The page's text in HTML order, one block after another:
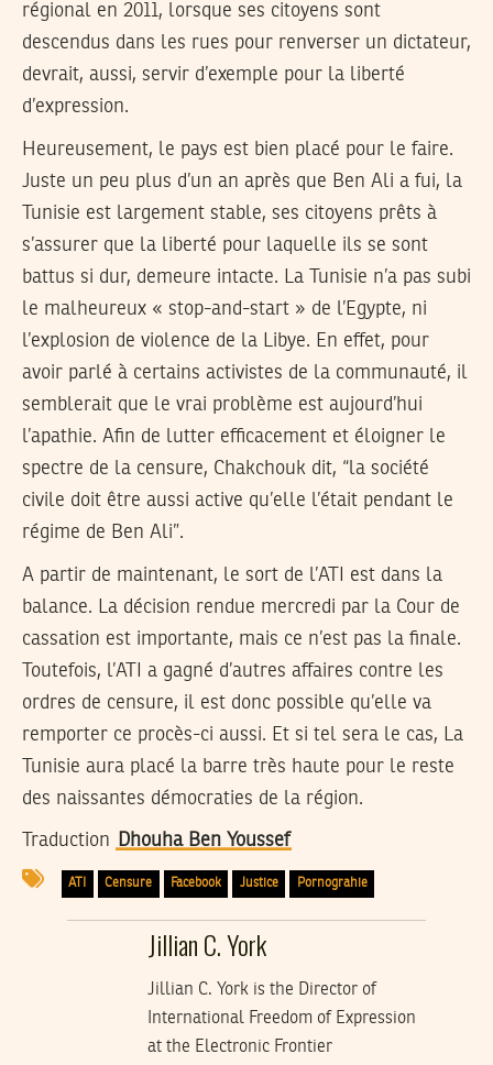
régional en 2011, lorsque ses citoyens sont
descendus dans les rues pour renverser un dictateur,
devrait, aussi, servir d’exemple pour la liberté
d’expression.
Heureusement, le pays est bien placé pour le faire.
Juste un peu plus d’un an après que Ben Ali a fui, la
Tunisie est largement stable, ses citoyens prêts à
s’assurer que la liberté pour laquelle ils se sont
battus si dur, demeure intacte. La Tunisie n’a pas subi
le malheureux « stop-and-start » de l’Egypte, ni
l’explosion de violence de la Libye. En effet, pour
avoir parlé à certains activistes de la communauté, il
semblerait que le vrai problème est aujourd’hui
l’apathie. Afin de lutter efficacement et éloigner le
spectre de la censure, Chakchouk dit, “la société
civile doit être aussi active qu’elle l’était pendant le
régime de Ben Ali”.
A partir de maintenant, le sort de l’ATI est dans la
balance. La décision rendue mercredi par la Cour de
cassation est importante, mais ce n’est pas la finale.
Toutefois, l’ATI a gagné d’autres affaires contre les
ordres de censure, il est donc possible qu’elle va
remporter ce procès-ci aussi. Et si tel sera le cas, La
Tunisie aura placé la barre très haute pour le reste
des naissantes démocraties de la région.
Traduction Dhouha Ben Youssef
ATI Censure Facebook Justice Pornograhie
Jillian C. York
Jillian C. York is the Director of
International Freedom of Expression
at the Electronic Frontier